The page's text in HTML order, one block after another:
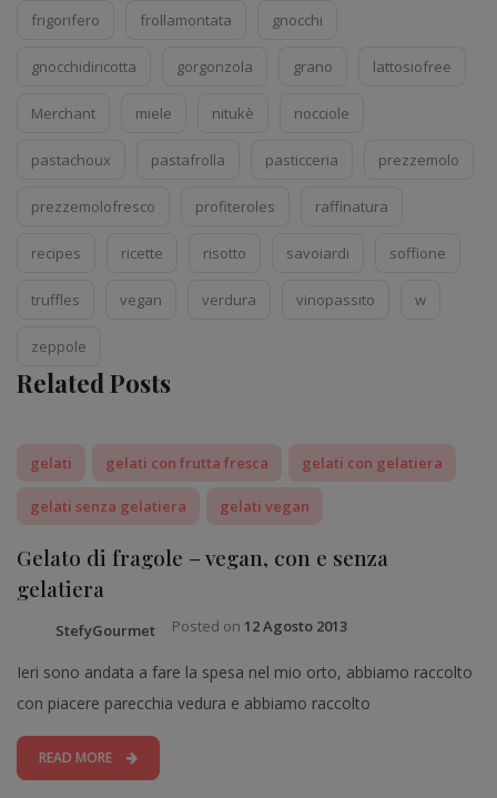
frigorifero frollamontata gnocchi
gnocchidiricotta gorgonzola grano lattosiofree
Merchant miele nitukè nocciole
pastachoux pastafrolla pasticceria prezzemolo
prezzemolofresco profiteroles raffinatura
recipes ricette risotto savoiardi soffione
truffles vegan verdura vinopassito w
zeppole
Related Posts
gelati gelati con frutta fresca gelati con gelatiera
gelati senza gelatiera gelati vegan
Gelato di fragole – vegan, con e senza
gelatiera
StefyGourmet Posted on 12 Agosto 2013
Ieri sono andata a fare la spesa nel mio orto, abbiamo raccolto
con piacere parecchia vedura e abbiamo raccolto
READ MORE